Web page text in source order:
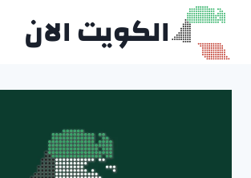
التجاوز
المحتوى
الكويت الان